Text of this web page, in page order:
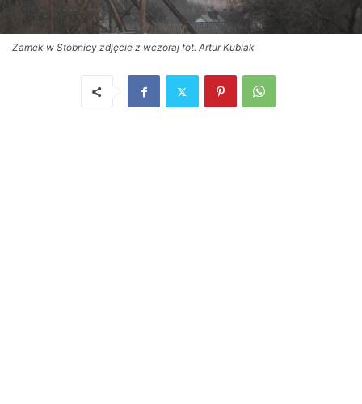
Zamek w Stobnicy zdjęcie z wczoraj fot. Artur Kubiak